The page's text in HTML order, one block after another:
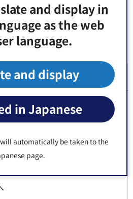
and display in
as the web
language.
and display
in Japanese
automatically be taken to the
page.
有償運送）